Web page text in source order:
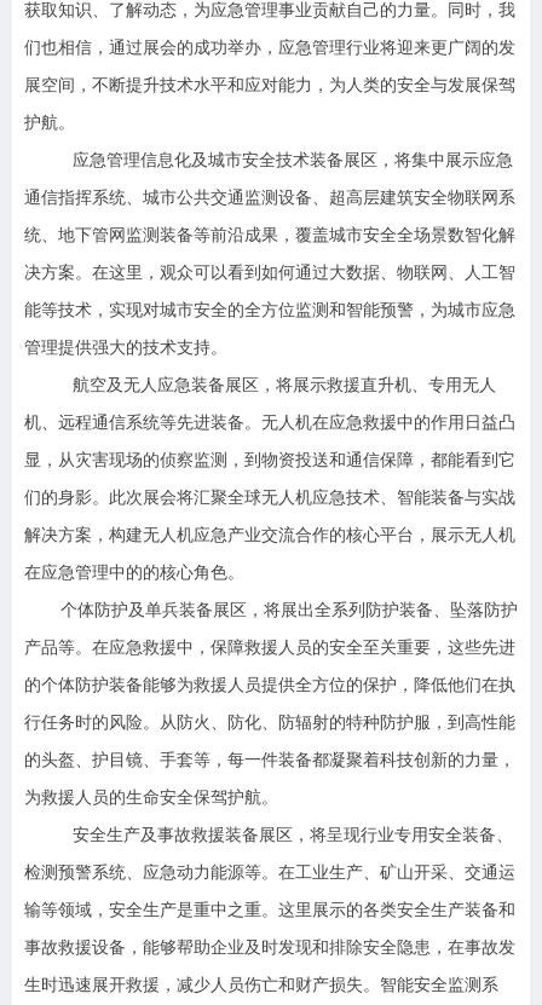
获取知识、了解动态，为应急管理事业贡献自己的力量。同时，我
们也相信，通过展会的成功举办，应急管理行业将迎来更广阔的发
展空间，不断提升技术水平和应对能力，为人类的安全与发展保驾
护航。
应急管理信息化及城市安全技术装备展区，将集中展示应急
通信指挥系统、城市公共交通监测设备、超高层建筑安全物联网系
统、地下管网监测装备等前沿成果，覆盖城市安全全场景数智化解
决方案。在这里，观众可以看到如何通过大数据、物联网、人工智
能等技术，实现对城市安全的全方位监测和智能预警，为城市应急
管理提供强大的技术支持。
航空及无人应急装备展区，将展示救援直升机、专用无人
机、远程通信系统等先进装备。无人机在应急救援中的作用日益凸
显，从灾害现场的侦察监测，到物资投送和通信保障，都能看到它
们的身影。此次展会将汇聚全球无人机应急技术、智能装备与实战
解决方案，构建无人机应急产业交流合作的核心平台，展示无人机
在应急管理中的的核心角色。
个体防护及单兵装备展区，将展出全系列防护装备、坠落防护
产品等。在应急救援中，保障救援人员的安全至关重要，这些先进
的个体防护装备能够为救援人员提供全方位的保护，降低他们在执
行任务时的风险。从防火、防化、防辐射的特种防护服，到高性能
的头盔、护目镜、手套等，每一件装备都凝聚着科技创新的力量，
为救援人员的生命安全保驾护航。
安全生产及事故救援装备展区，将呈现行业专用安全装备、
检测预警系统、应急动力能源等。在工业生产、矿山开采、交通运
输等领域，安全生产是重中之重。这里展示的各类安全生产装备和
事故救援设备，能够帮助企业及时发现和排除安全隐患，在事故发
生时迅速展开救援，减少人员伤亡和财产损失。智能安全监测系